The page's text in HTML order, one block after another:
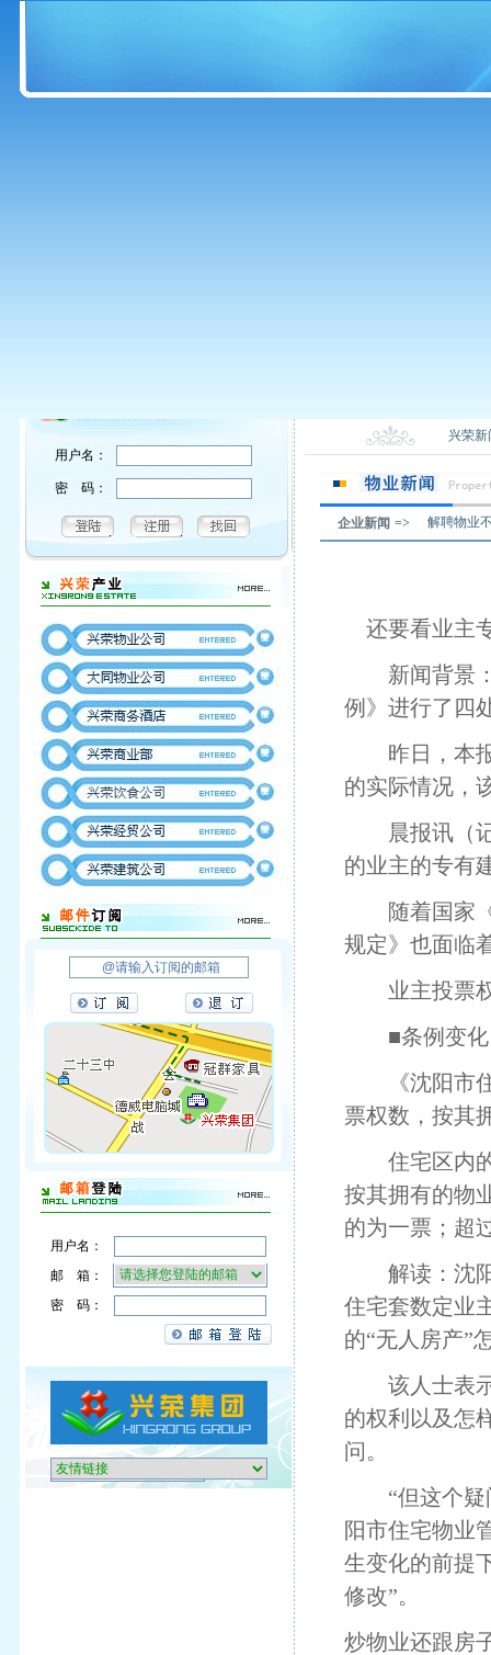
用户名：
密 码：
用户名：
邮 箱：
密 码：
兴荣新
企业新闻 => 解聘物业
还要看业主
新闻背景：
例》进行了四
昨日，本报
的实际情况，
晨报讯（记
的业主的专有
随着国家《
规定》也面临
业主投票权
■条例变
《沈阳市住
票权数，按其
住宅区内的
按其拥有的物
的为一票；超
解读：沈阳
住宅套数定业
的“无人房产”
该人士表示
的权利以及怎
问。
“但这个疑问
阳市住宅物业
生变化的前提
修改”。
炒物业还跟房